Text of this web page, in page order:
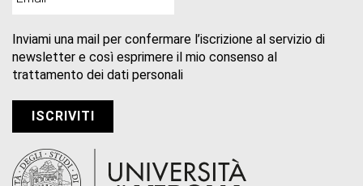
Inviami una mail per confermare l’iscrizione al servizio di
newsletter e così esprimere il mio consenso al
trattamento dei dati personali